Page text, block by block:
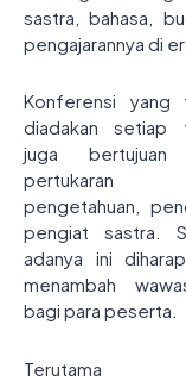
sastra, bahasa,
pengajarannya di
Konferensi yang
diadakan setiap
juga bertujuan
pengetahuan,
pengiat sastra.
adanya ini
menambah
bagi para peserta.
Terutama